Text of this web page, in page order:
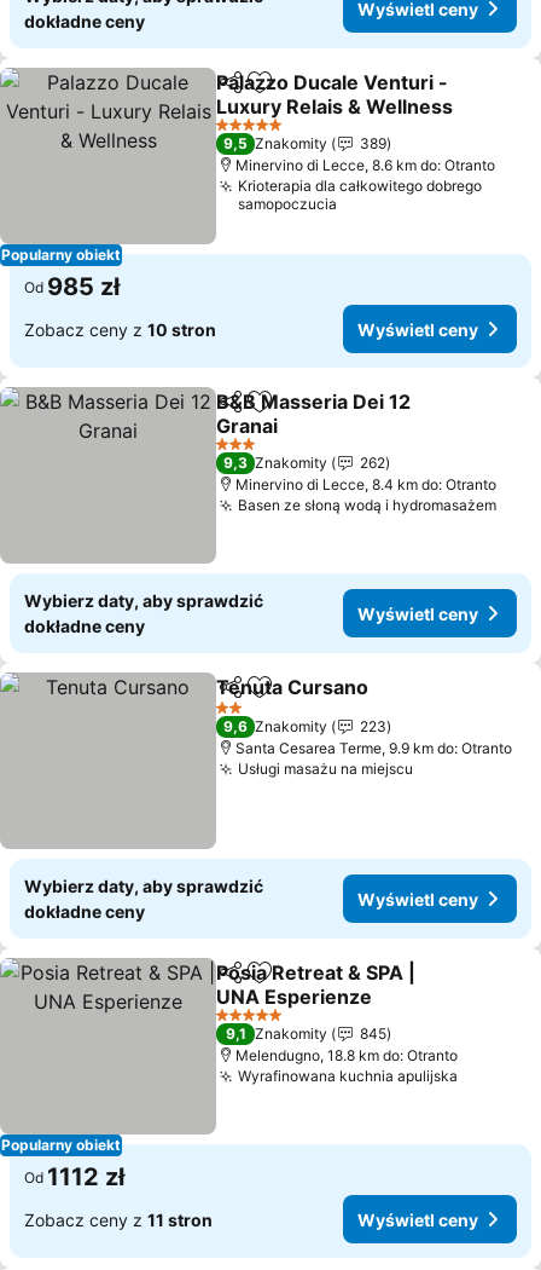
dokładne ceny
Wyświetl ceny
Popularny obiekt
Udostępnij
Dodaj do ulubionych
Palazzo Ducale Venturi -
Luxury Relais & Wellness
Wyświetl ceny
5 Kategoria
9,5 Znakomity
389
Minervino di Lecce, 8.6 km do: Otranto
Krioterapia dla całkowitego dobrego
samopoczucia
Od 985 zł
Zobacz ceny z 10 stron Wyświetl ceny
Udostępnij
Dodaj do ulubionych
B&B Masseria Dei 12
Granai
Wyświetl ceny
3 Kategoria
9,3 Znakomity
262
Minervino di Lecce, 8.4 km do: Otranto
Basen ze słoną wodą i hydromasażem
Wybierz daty, aby sprawdzić
dokładne ceny
Wyświetl ceny
Udostępnij
Dodaj do ulubionych
Tenuta Cursano
2 Kategoria
9,6 Znakomity
223
Santa Cesarea Terme, 9.9 km do: Otranto
Usługi masażu na miejscu
Wybierz daty, aby sprawdzić
dokładne ceny
Wyświetl ceny
Popularny obiekt
Udostępnij
Dodaj do ulubionych
Posia Retreat & SPA |
UNA Esperienze
Wyświetl ceny
5 Kategoria
9,1 Znakomity
845
Melendugno, 18.8 km do: Otranto
Wyrafinowana kuchnia apulijska
Od 1112 zł
Zobacz ceny z 11 stron Wyświetl ceny